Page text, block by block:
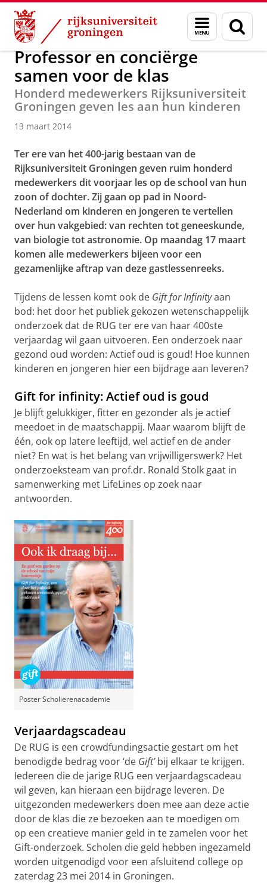
Skip
Content
Skip
Navigation
Menu
en
zoeken
Over ons Actueel Nieuws Nieuwsberichten
Professor en conciërge
samen voor de klas
Honderd medewerkers Rijksuniversiteit
Groningen geven les aan hun kinderen
13 maart 2014
Ter ere van het 400-jarig bestaan van de
Rijksuniversiteit Groningen geven ruim honderd
medewerkers dit voorjaar les op de school van hun
zoon of dochter. Zij gaan op pad in Noord-
Nederland om kinderen en jongeren te vertellen
over hun vakgebied:van rechten tot geneeskunde,
van biologie tot astronomie. Op maandag 17 maart
komen alle medewerkers bijeen voor een
gezamenlijke aftrap van deze gastlessenreeks.
Tijdens de lessen komt ook de Gift for Infinityaan
bod: het door het publiek gekozen wetenschappelijk
onderzoek dat de RUG ter ere van haar 400ste
verjaardag wil gaan uitvoeren. Een onderzoek naar
gezond oud worden: Actief oud is goud! Hoe kunnen
kinderen en jongeren hier een bijdrage aan leveren?
Gift for infinity: Actief oud is goud
Je blijft gelukkiger, fitter en gezonder als je actief
meedoet in de maatschappij. Maar waarom blijft de
één, ook op latere leeftijd, wel actief en de ander
niet? En wat is het belang van vrijwilligerswerk? Het
onderzoeksteam van prof.dr. Ronald Stolk gaat in
samenwerking met LifeLines op zoek naar
antwoorden.
Poster Scholierenacademie
Verjaardagscadeau
De RUG is een crowdfundingsactie gestart om het
benodigde bedrag voor ‘de Gift’bij elkaar te krijgen.
Iedereen die de jarige RUG een verjaardagscadeau
wil geven, kan hieraan een bijdrage leveren. De
uitgezonden medewerkers doen mee aan deze actie
door de klas die ze bezoeken aan te moedigen om
op een creatieve manier geld in te zamelen voor het
Gift-onderzoek. Scholen die geld hebben ingezameld
worden uitgenodigd voor een afsluitend college op
zaterdag 23 mei 2014 in Groningen.